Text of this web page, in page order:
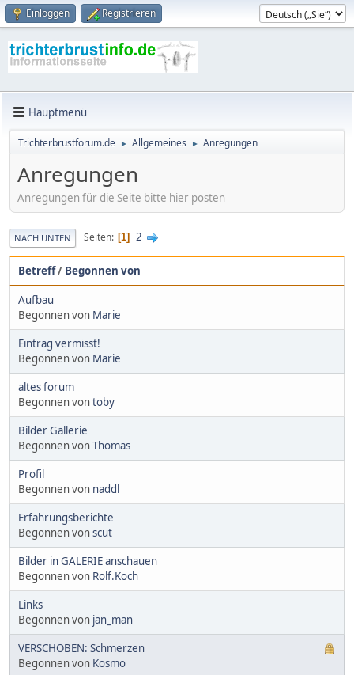
Einloggen Registrieren
Hauptmenü
Trichterbrustforum.de ► Allgemeines ► Anregungen
Anregungen
Anregungen für die Seite bitte hier posten
NACH UNTEN Seiten 1 2
Betreff/ Begonnen von
Aufbau
Begonnen von Marie
Eintrag vermisst!
Begonnen von Marie
altes forum
Begonnen vontoby
Bilder Gallerie
Begonnen vonThomas
Profil
Begonnen von naddl
Erfahrungsberichte
Begonnen vonscut
Bilder in GALERIE anschauen
Begonnen von Rolf.Koch
Links
Begonnen von jan_man
VERSCHOBEN: Schmerzen
Begonnen von Kosmo